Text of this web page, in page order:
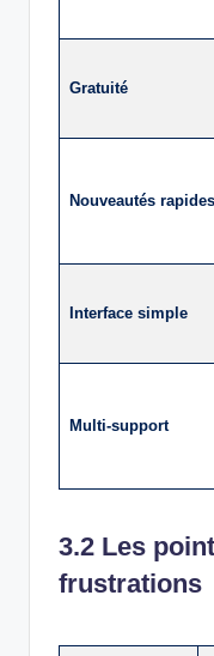
Gratuité
Nouveautés rapides
Interface simple
Multi-support
3.2 Les
frustrations